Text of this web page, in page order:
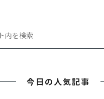
今日の人気記事